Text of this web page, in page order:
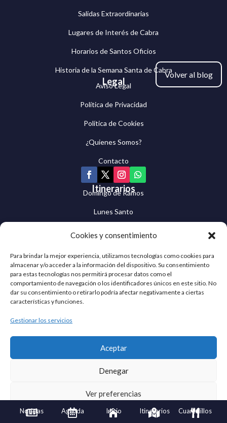
Cookies y consentimiento
Para brindar la mejor experiencia, utilizamos tecnologías como cookies para
almacenar y/o acceder a la información del dispositivo. Su consentimiento
para estas tecnologías nos permitirá procesar datos como el
comportamiento de navegación o los identificadores únicos en este sitio. No
dar su consentimiento o retirarlo podría afectar negativamente a ciertas
características y funciones.
Gestionar los servicios
Aceptar
Denegar
Ver preferencias
Política de privacidad Aviso Legal

Noticias 
Agenda 
Inicio 
Itinerarios 
Cuartelillos
Volver al blog
Salidas Extraordinarias
Lugares de Interés de Cabra
Horarios de Santos Oficios
Historia de la Semana Santa de Cabra
Legal
Aviso Legal
Política de Privacidad
Política de Cookies
¿Quienes Somos?
Contacto
Itinerarios
Domingo de Ramos
Lunes Santo
Jueves Santo
Viernes Santo
Cuaresma Egabrense © 2026 | Todos los derechos
reservados